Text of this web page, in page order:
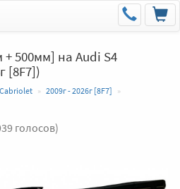
500мм] на Audi S4
[8F7])
2009г - 2026г [8F7]
голосов)